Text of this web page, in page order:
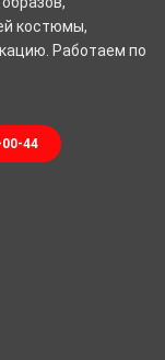
костюмы,
Работаем по
44